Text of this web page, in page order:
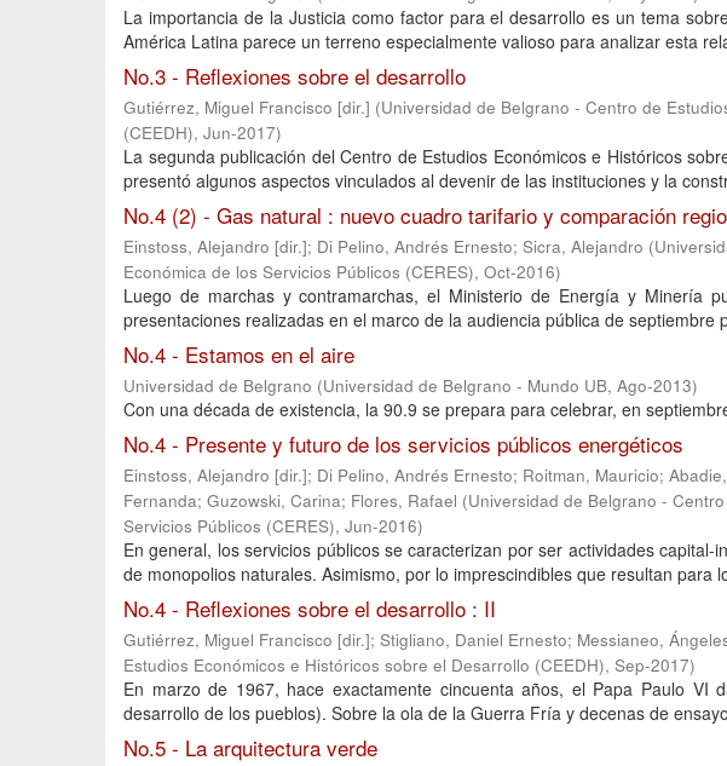
La importancia de la Justicia como factor para el desarrollo es un tema
América Latina parece un terreno especialmente valioso para analizar esta
No.3 - Reflexiones sobre el desarrollo
Gutiérrez, Miguel Francisco [dir.] (Universidad de Belgrano - Centro de
(CEEDH), Jun-2017)
La segunda publicación del Centro de Estudios Económicos e Históricos
presentó algunos aspectos vinculados al devenir de las instituciones y la
No.4 (2) - Gas natural : nuevo cuadro tarifario y comparación
Einstoss, Alejandro [dir.]; Di Pelino, Andrés Ernesto; Sicra, Alejandro (
Económica de los Servicios Públicos (CERES), Oct-2016)
Luego de marchas y contramarchas, el Ministerio de Energía y Minería
presentaciones realizadas en el marco de la audiencia pública de septiembre
No.4 - Estamos en el aire
Universidad de Belgrano (Universidad de Belgrano - Mundo UB, Ago-2013)
Con una década de existencia, la 90.9 se prepara para celebrar, en
No.4 - Presente y futuro de los servicios públicos energéticos
Einstoss, Alejandro [dir.]; Di Pelino, Andrés Ernesto; Roitman, Mauricio;
Fernanda; Guzowski, Carina; Flores, Rafael (Universidad de Belgrano -
Servicios Públicos (CERES), Jun-2016)
En general, los servicios públicos se caracterizan por ser actividades
de monopolios naturales. Asimismo, por lo imprescindibles que resultan para
No.4 - Reflexiones sobre el desarrollo : II
Gutiérrez, Miguel Francisco [dir.]; Stigliano, Daniel Ernesto; Messianeo,
Estudios Económicos e Históricos sobre el Desarrollo (CEEDH), Sep-2017)
En marzo de 1967, hace exactamente cincuenta años, el Papa Paulo VI
desarrollo de los pueblos). Sobre la ola de la Guerra Fría y decenas de
No.5 - La arquitectura verde